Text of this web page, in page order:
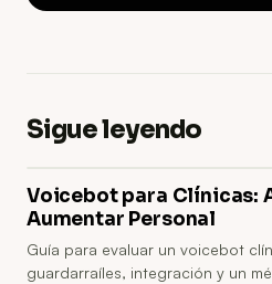
Sigue leyendo
Voicebot para Clínicas:
Aumentar Personal
Guía para evaluar un voicebot
guardarraíles, integración y un